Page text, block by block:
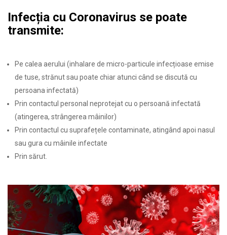
Infecția cu Coronavirus se poate
transmite:
Pe calea aerului (inhalare de micro-particule infecțioase emise
de tuse, strănut sau poate chiar atunci când se discută cu
persoana infectată)
Prin contactul personal neprotejat cu o persoană infectată
(atingerea, strângerea mâinilor)
Prin contactul cu suprafețele contaminate, atingând apoi nasul
sau gura cu mâinile infectate
Prin sărut.